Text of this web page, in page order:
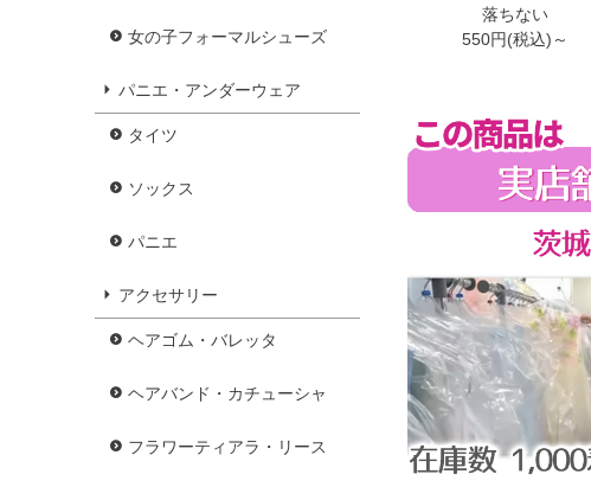
女の子フォーマルシューズ
パニエ・アンダーウェア
タイツ
ソックス
パニエ
アクセサリー
ヘアゴム・バレッタ
ヘアバンド・カチューシャ
フラワーティアラ・リース
落ちない
550円(税込)～